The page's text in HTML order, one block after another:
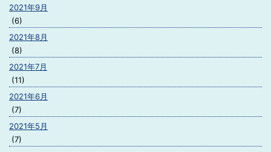
2021年9月
(6)
2021年8月
(8)
2021年7月
(11)
2021年6月
(7)
2021年5月
(7)